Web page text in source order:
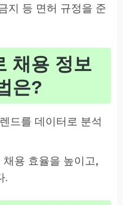
지 등 면허 규정을 준
채용 정보
은?
드를 데이터로 분석
용 효율을 높이고,
.